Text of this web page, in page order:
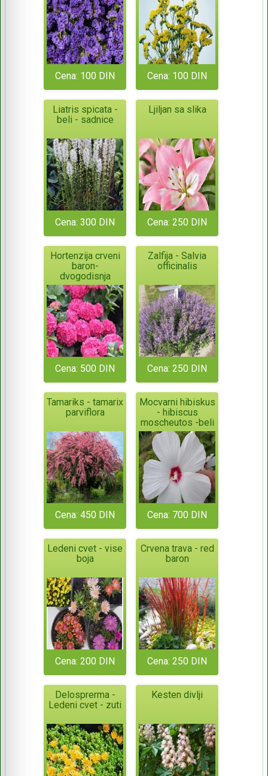
Cena: 100 DIN Cena: 100 DIN
Liatris spicata -
beli - sadnice
Cena: 300 DIN
Ljiljan sa slika
Cena: 250 DIN
Hortenzija crveni
baron-
dvogodisnja
Cena: 500 DIN
Zalfija - Salvia
officinalis
Cena: 250 DIN
Tamariks - tamarix
parviflora
Cena: 450 DIN
Mocvarni hibiskus
- hibiscus
moscheutos -beli
Cena: 700 DIN
Ledeni cvet - vise
boja
Cena: 200 DIN
Crvena trava - red
baron
Cena: 250 DIN
Delosprerma -
Ledeni cvet - zuti
Kesten divlji